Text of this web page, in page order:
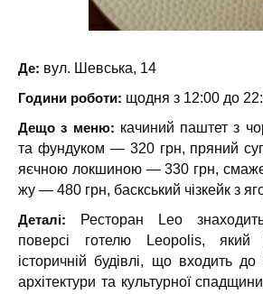
Де: вул. Шевська, 14
Години роботи: щодня з 12:00 до
Дещо з меню: качиний паштет з
та фундуком — 320 грн, пряний
яєчною локшиною — 330 грн,
жу — 480 грн, баскський чізкейк з
Деталі:
Ресторан Leo
поверсі готелю Leopolis, який
історичній будівлі, що входить до
архітектури та культурної